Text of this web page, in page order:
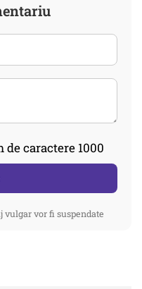
de caractere 1000
vor fi suspendate